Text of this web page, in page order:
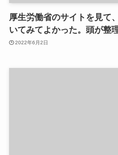
厚生労働省のサイトを見て
いてみてよかった。頭が整
2022年6月2日